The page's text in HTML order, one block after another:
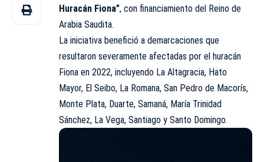
Huracán Fiona”, con financiamiento del Reino de
Arabia Saudita.
La iniciativa benefició a demarcaciones que
resultaron severamente afectadas por el huracán
Fiona en 2022, incluyendo La Altagracia, Hato
Mayor, El Seibo, La Romana, San Pedro de Macorís,
Monte Plata, Duarte, Samaná, María Trinidad
Sánchez, La Vega, Santiago y Santo Domingo.